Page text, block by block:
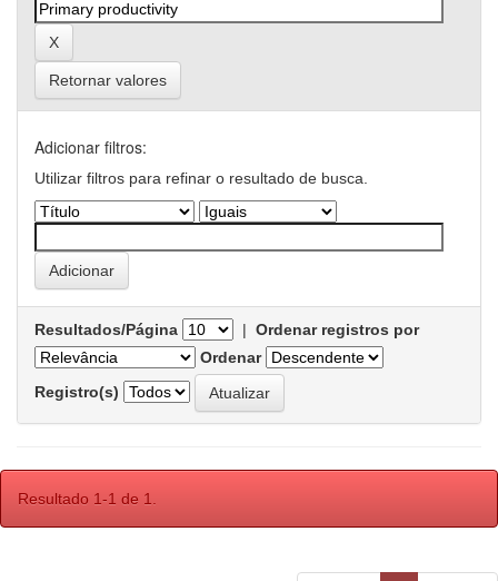
Retornar valores
Adicionar filtros:
Utilizar filtros para refinar o resultado de busca.
Resultados/Página | Ordenar registros por
Ordenar
Registro(s)
Resultado 1-1 de 1.